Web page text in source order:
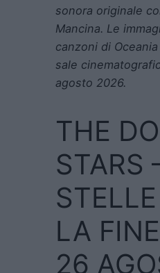
sonora originale
Mancina. Le
canzoni di
sale
agosto 2026.
THE
STARS
LA
26